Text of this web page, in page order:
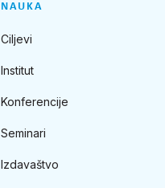
NAUKA
Ciljevi
Institut
Konferencije
Seminari
Izdavaštvo